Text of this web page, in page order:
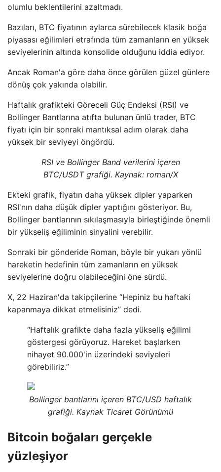
olumlu beklentilerini azaltmadı.
Bazıları, BTC fiyatının aylarca sürebilecek klasik boğa
piyasası eğilimleri etrafında tüm zamanların en yüksek
seviyelerinin altında konsolide olduğunu iddia ediyor.
Ancak Roman'a göre daha önce görülen güzel günlere
dönüş çok yakında olabilir.
Haftalık grafikteki Göreceli Güç Endeksi (RSI) ve
Bollinger Bantlarına atıfta bulunan ünlü trader, BTC
fiyatı için bir sonraki mantıksal adım olarak daha
yüksek bir seviyeyi öngördü.
RSI ve Bollinger Band verilerini içeren
BTC/USDT grafiği. Kaynak: roman/X
Ekteki grafik, fiyatın daha yüksek dipler yaparken
RSI'nın daha düşük dipler yaptığını gösteriyor. Bu,
Bollinger bantlarının sıkılaşmasıyla birleştiğinde önemli
bir yükseliş eğiliminin sinyalini verebilir.
Sonraki bir gönderide Roman, böyle bir yukarı yönlü
hareketin hedefinin tüm zamanların en yüksek
seviyelerine doğru olabileceğini öne sürdü.
X, 22 Haziran'da takipçilerine “Hepiniz bu haftaki
kapanmaya dikkat etmelisiniz” dedi.
“Haftalık grafikte daha fazla yükseliş eğilimi
göstergesi görüyoruz. Hareket başlarken
nihayet 90.000'in üzerindeki seviyeleri
görebiliriz.”
Bollinger bantlarını içeren BTC/USD haftalık
grafiği. Kaynak Ticaret Görünümü
Bitcoin boğaları gerçekle
yüzleşiyor